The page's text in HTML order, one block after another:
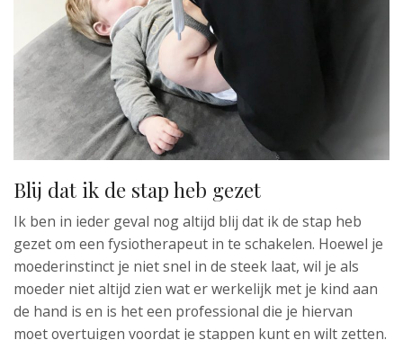
Blij dat ik de stap heb gezet
Ik ben in ieder geval nog altijd blij dat ik de stap heb
gezet om een fysiotherapeut in te schakelen. Hoewel je
moederinstinct je niet snel in de steek laat, wil je als
moeder niet altijd zien wat er werkelijk met je kind aan
de hand is en is het een professional die je hiervan
moet overtuigen voordat je stappen kunt en wilt zetten.